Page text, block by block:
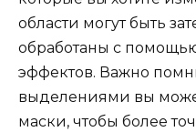
области могут быть
обработаны с
эффектов. Важно
выделениями вы
маски, чтобы более